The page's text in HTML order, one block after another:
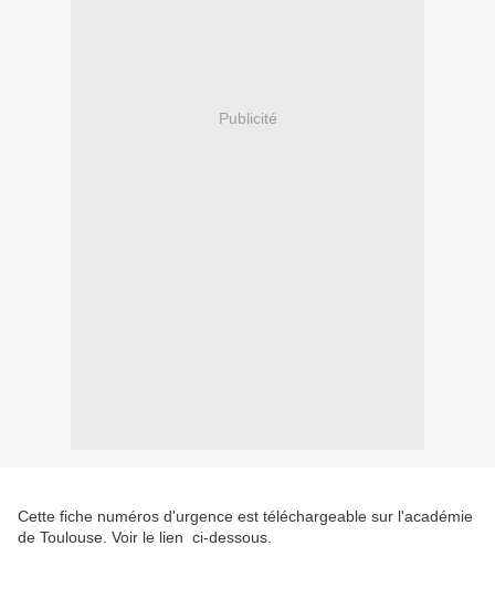
Publicité
Cette fiche numéros d'urgence est téléchargeable sur l'académie
de Toulouse. Voir le lien ci-dessous.